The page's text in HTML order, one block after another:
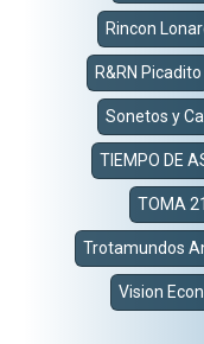
Rincon
R&RN Picadito
Sonetos y
TIEMPO DE
TOMA 21
Trotamundos
Vision